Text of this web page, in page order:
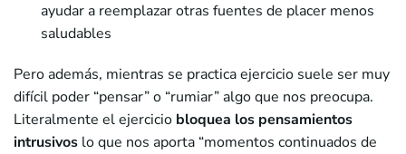
ayudar a reemplazar otras fuentes de placer menos
saludables
Pero además, mientras se practica ejercicio suele ser muy
difícil poder “pensar” o “rumiar” algo que nos preocupa.
Literalmente el ejercicio bloquea los pensamientos
intrusivos lo que nos aporta “momentos continuados de